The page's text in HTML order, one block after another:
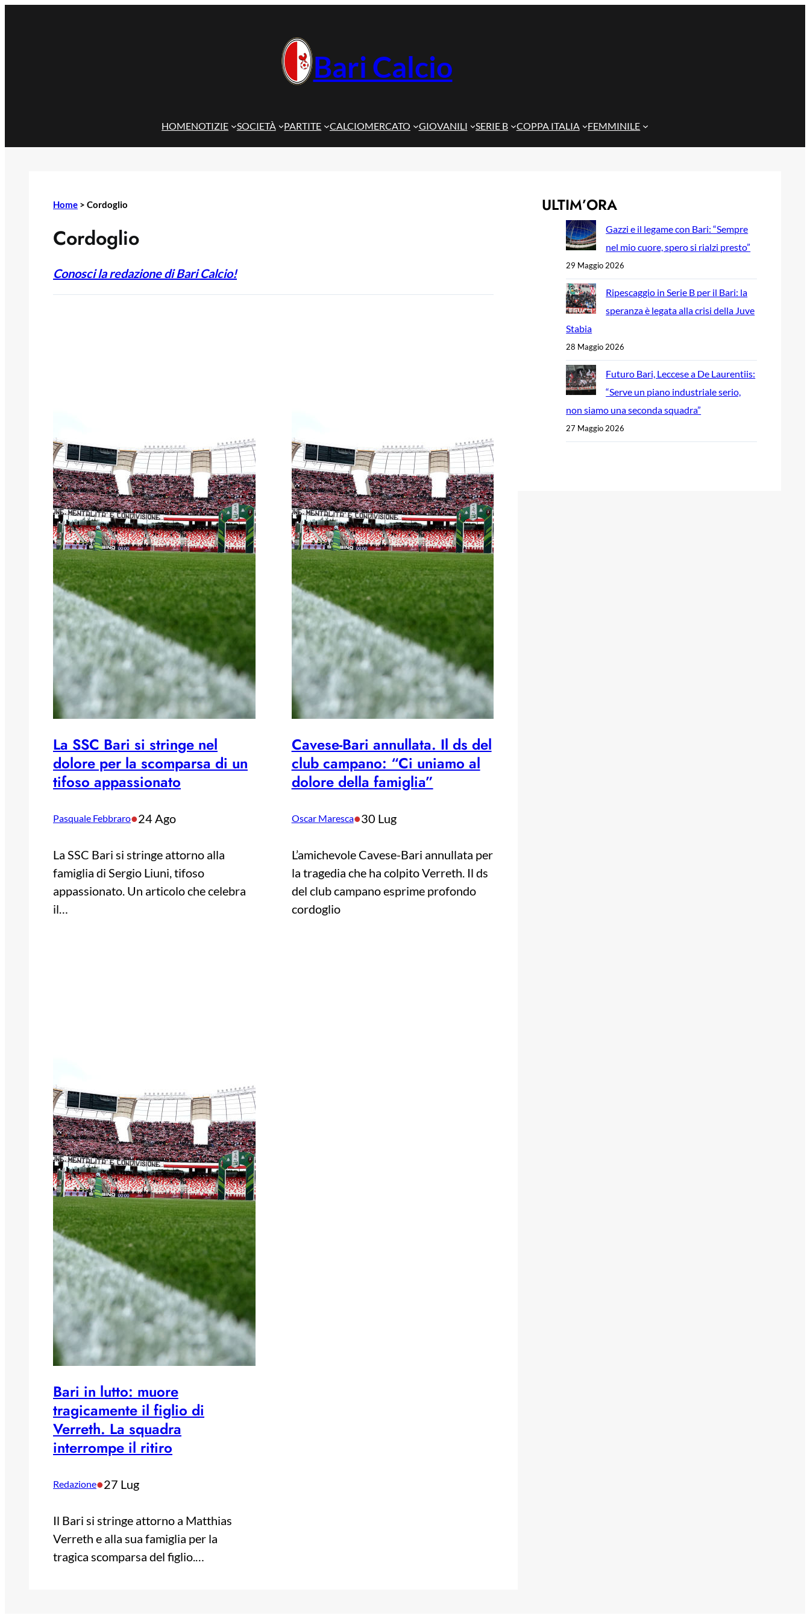
Bari Calcio
HOMENOTIZIE SOCIETÀ PARTITE CALCIOMERCATO GIOVANILI SERIE B COPPA ITALIA FEMMINILE
Home > Cordoglio
Cordoglio
Conosci la redazione di Bari Calcio!
La SSC Bari si stringe nel
dolore per la scomparsa di un
tifoso appassionato
Pasquale Febbraro•24 Ago
La SSC Bari si stringe attorno alla
famiglia di Sergio Liuni, tifoso
appassionato. Un articolo che celebra
il…
Cavese-Bari annullata. Il ds del
club campano: “Ci uniamo al
dolore della famiglia”
Oscar Maresca•30 Lug
L’amichevole Cavese-Bari annullata per
la tragedia che ha colpito Verreth. Il ds
del club campano esprime profondo
cordoglio
Bari in lutto: muore
tragicamente il figlio di
Verreth. La squadra
interrompe il ritiro
Redazione•27 Lug
Il Bari si stringe attorno a Matthias
Verreth e alla sua famiglia per la
tragica scomparsa del figlio.…
ULTIM’ORA
Gazzi e il legame con Bari: “Sempre
nel mio cuore, spero si rialzi presto”
29 Maggio 2026
Ripescaggio in Serie B per il Bari: la
speranza è legata alla crisi della Juve
Stabia
28 Maggio 2026
Futuro Bari, Leccese a De Laurentiis:
“Serve un piano industriale serio,
non siamo una seconda squadra”
27 Maggio 2026